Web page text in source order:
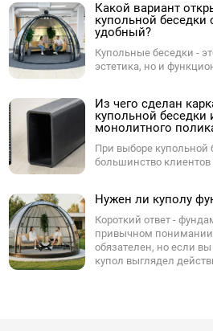
Какой вариант
купольной беседки
удобный?
Купольные беседки -
эстетика, но и
открывания. От него
насколько комфортно
пользоваться куполом
повседневной жизни -
участке, в ресторане, у
оптимальный.
Из чего сделан
купольной беседки
монолитного
При выборе купольной
большинство клиентов
который определяет,
выглядеть через 3, 5, и
насколько мягко будут
и не появится ли
нагруженных местах.
Нужен ли куполу
Короткий ответ -
привычном
обязателен, но если вы
купол выглядел